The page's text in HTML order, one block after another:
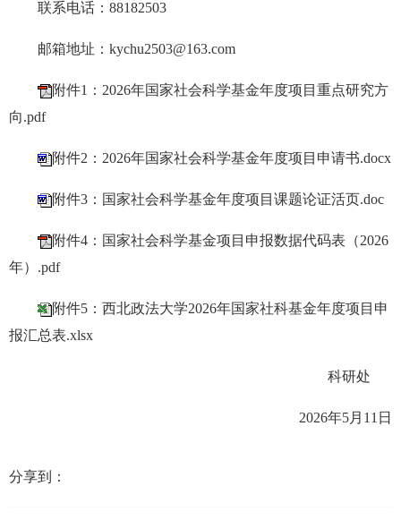
联系电话：88182503
邮箱地址：kychu2503@163.com
附件1：2026年国家社会科学基金年度项目重点研究方
向.pdf
附件2：2026年国家社会科学基金年度项目申请书.docx
附件3：国家社会科学基金年度项目课题论证活页.doc
附件4：国家社会科学基金项目申报数据代码表（2026
年）.pdf
附件5：西北政法大学2026年国家社科基金年度项目申
报汇总表.xlsx
科研处
2026年5月11日
分享到：